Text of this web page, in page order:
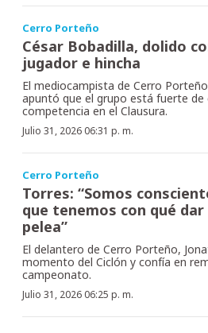
Cerro Porteño
César Bobadilla, dolido
jugador e hincha
El mediocampista de Cerro
apuntó que el grupo está fuerte de
competencia en el Clausura.
Julio 31, 2026 06:31 p. m.
Cerro Porteño
Torres: “Somos
que tenemos con qué dar
pelea”
El delantero de Cerro Porteño,
momento del Ciclón y confía en
campeonato.
Julio 31, 2026 06:25 p. m.